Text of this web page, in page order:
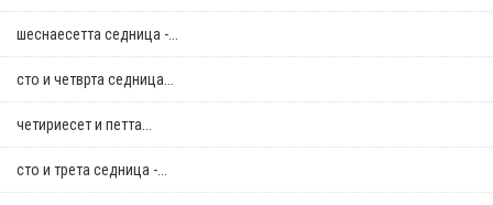
шеснаесетта седница -...
сто и четврта седница...
четириесет и петта...
сто и трета седница -...